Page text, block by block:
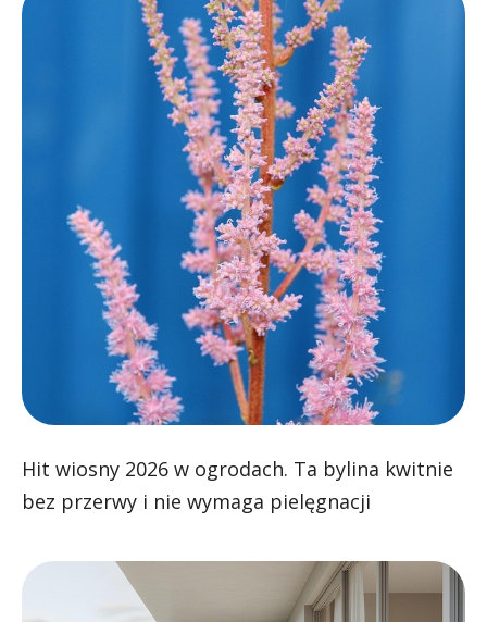
Hit wiosny 2026 w ogrodach. Ta bylina kwitnie
bez przerwy i nie wymaga pielęgnacji